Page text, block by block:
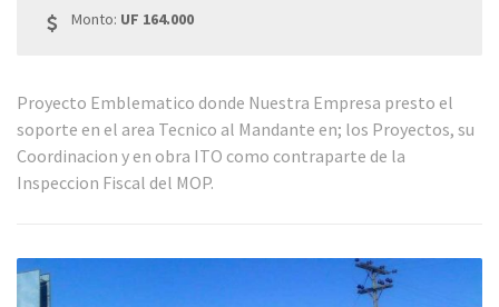
Monto: UF 164.000
Proyecto Emblematico donde Nuestra Empresa presto el
soporte en el area Tecnico al Mandante en; los Proyectos, su
Coordinacion y en obra ITO como contraparte de la
Inspeccion Fiscal del MOP.